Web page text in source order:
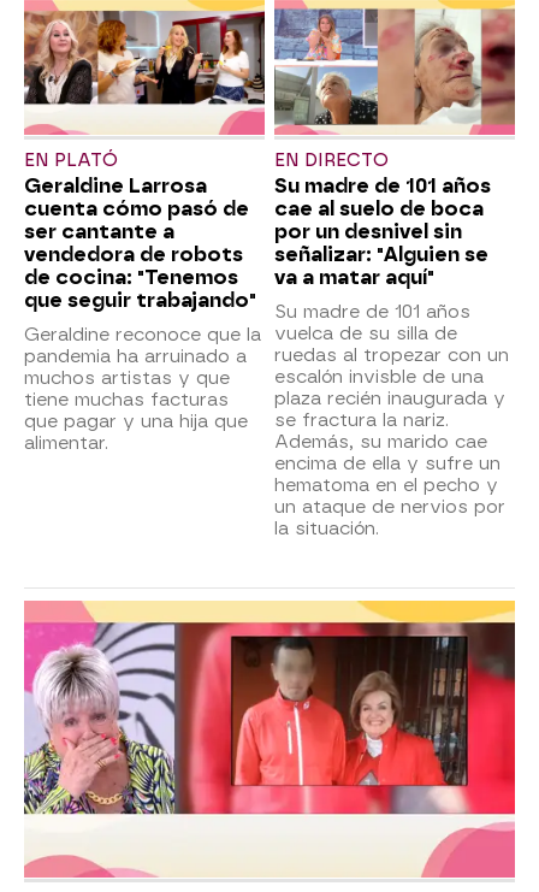
EN PLATÓ
Geraldine Larrosa
cuenta cómo pasó de
ser cantante a
vendedora de robots
de cocina: "Tenemos
que seguir trabajando"
Geraldine reconoce que la
pandemia ha arruinado a
muchos artistas y que
tiene muchas facturas
que pagar y una hija que
alimentar.
EN DIRECTO
Su madre de 101 años
cae al suelo de boca
por un desnivel sin
señalizar: "Alguien se
va a matar aquí"
Su madre de 101 años
vuelca de su silla de
ruedas al tropezar con un
escalón invisble de una
plaza recién inaugurada y
se fractura la nariz.
Además, su marido cae
encima de ella y sufre un
hematoma en el pecho y
un ataque de nervios por
la situación.